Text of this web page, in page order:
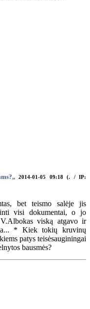
2014-01-05 09:18 (. / IP:
bet teismo salėje jis
visi dokumentai, o jo
viską atgavo ir
* Kiek tokių kruvinų
patys teisėsauginingai
bausmės?